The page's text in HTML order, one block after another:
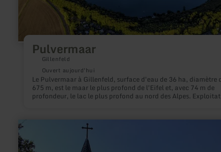
Pulvermaar
Gillenfeld
Ouvert aujourd'hui
Le Pulvermaar à Gillenfeld, surface d'eau de 36 ha, diamètre
675 m, est le maar le plus profond de l'Eifel et, avec 74 m de
profondeur, le lac le plus profond au nord des Alpes.
en
savoir
plus
sur